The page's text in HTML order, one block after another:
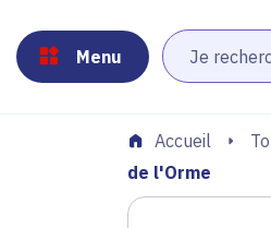
Menu
Accueil
de l'Orme